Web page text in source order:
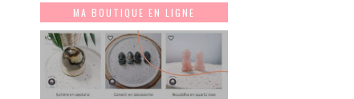
MA BOUTIQUE EN LIGNE